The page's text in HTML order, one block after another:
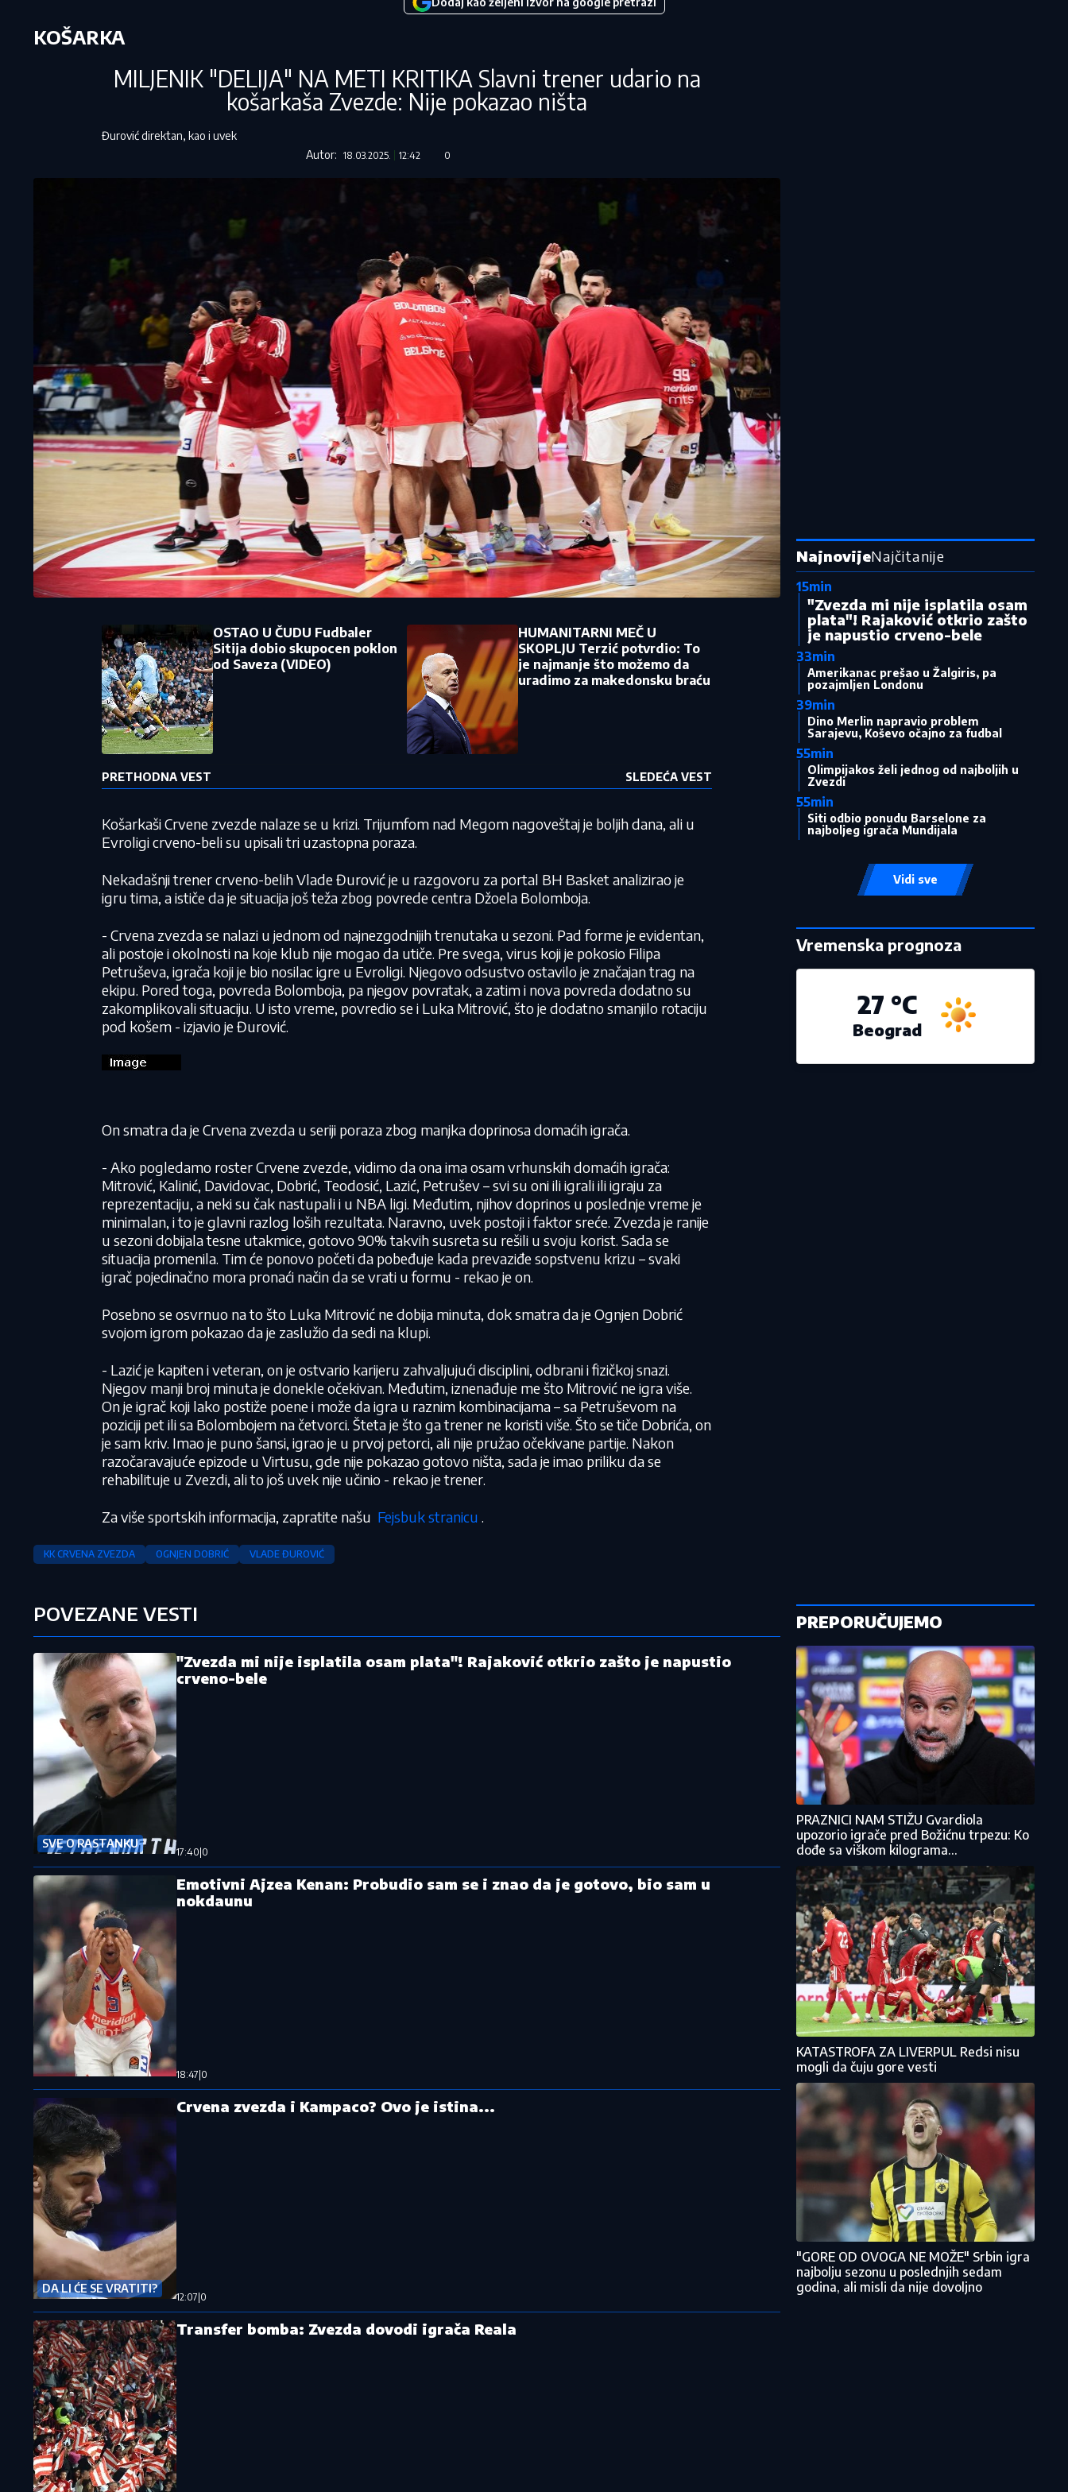
KOŠARKA
MILJENIK "DELIJA" NA METI KRITIKA Slavni trener udario na
košarkaša Zvezde: Nije pokazao ništa
Đurović direktan, kao i uvek
Autor: 18.03.2025. 12:42 0
OSTAO U ČUDU Fudbaler
Sitija dobio skupocen poklon
od Saveza (VIDEO)
PRETHODNA VEST
HUMANITARNI MEČ U
SKOPLJU Terzić potvrdio: To
je najmanje što možemo da
uradimo za makedonsku braću
SLEDEĆA VEST
Košarkaši Crvene zvezde nalaze se u krizi. Trijumfom nad Megom nagoveštaj je boljih dana, ali u
Evroligi crveno-beli su upisali tri uzastopna poraza.
Nekadašnji trener crveno-belih Vlade Đurović je u razgovoru za portal BH Basket analizirao je
igru tima, a ističe da je situacija još teža zbog povrede centra Džoela Bolomboja.
- Crvena zvezda se nalazi u jednom od najnezgodnijih trenutaka u sezoni. Pad forme je evidentan,
ali postoje i okolnosti na koje klub nije mogao da utiče. Pre svega, virus koji je pokosio Filipa
Petruševa, igrača koji je bio nosilac igre u Evroligi. Njegovo odsustvo ostavilo je značajan trag na
ekipu. Pored toga, povreda Bolomboja, pa njegov povratak, a zatim i nova povreda dodatno su
zakomplikovali situaciju. U isto vreme, povredio se i Luka Mitrović, što je dodatno smanjilo rotaciju
pod košem - izjavio je Đurović.
On smatra da je Crvena zvezda u seriji poraza zbog manjka doprinosa domaćih igrača.
- Ako pogledamo roster Crvene zvezde, vidimo da ona ima osam vrhunskih domaćih igrača:
Mitrović, Kalinić, Davidovac, Dobrić, Teodosić, Lazić, Petrušev – svi su oni ili igrali ili igraju za
reprezentaciju, a neki su čak nastupali i u NBA ligi. Međutim, njihov doprinos u poslednje vreme je
minimalan, i to je glavni razlog loših rezultata. Naravno, uvek postoji i faktor sreće. Zvezda je ranije
u sezoni dobijala tesne utakmice, gotovo 90% takvih susreta su rešili u svoju korist. Sada se
situacija promenila. Tim će ponovo početi da pobeđuje kada prevaziđe sopstvenu krizu – svaki
igrač pojedinačno mora pronaći način da se vrati u formu - rekao je on.
Posebno se osvrnuo na to što Luka Mitrović ne dobija minuta, dok smatra da je Ognjen Dobrić
svojom igrom pokazao da je zaslužio da sedi na klupi.
- Lazić je kapiten i veteran, on je ostvario karijeru zahvaljujući disciplini, odbrani i fizičkoj snazi.
Njegov manji broj minuta je donekle očekivan. Međutim, iznenađuje me što Mitrović ne igra više.
On je igrač koji lako postiže poene i može da igra u raznim kombinacijama – sa Petruševom na
poziciji pet ili sa Bolombojem na četvorci. Šteta je što ga trener ne koristi više. Što se tiče Dobrića, on
je sam kriv. Imao je puno šansi, igrao je u prvoj petorci, ali nije pružao očekivane partije. Nakon
razočaravajuće epizode u Virtusu, gde nije pokazao gotovo ništa, sada je imao priliku da se
rehabilituje u Zvezdi, ali to još uvek nije učinio - rekao je trener.
Za više sportskih informacija, zapratite našu Fejsbuk stranicu .
KK CRVENA ZVEZDA OGNJEN DOBRIĆ VLADE ĐUROVIĆ
POVEZANE VESTI
SVE O RASTANKU
"Zvezda mi nije isplatila osam plata"! Rajaković otkrio zašto je napustio
crveno-bele
17:40 0
Emotivni Ajzea Kenan: Probudio sam se i znao da je gotovo, bio sam u
nokdaunu
18:47 0
DA LI ĆE SE VRATITI?
Crvena zvezda i Kampaco? Ovo je istina...
12:07 0
Transfer bomba: Zvezda dovodi igrača Reala
NajnovijeNajčitanije
15min
"Zvezda mi nije isplatila osam
plata"! Rajaković otkrio zašto
je napustio crveno-bele
33min
Amerikanac prešao u Žalgiris, pa
pozajmljen Londonu
39min
Dino Merlin napravio problem
Sarajevu, Koševo očajno za fudbal
55min
Olimpijakos želi jednog od najboljih u
Zvezdi
55min
Siti odbio ponudu Barselone za
najboljeg igrača Mundijala
Vidi sve
Vremenska prognoza
22 °C
Beograd
27 °C
PREPORUČUJEMO
PRAZNICI NAM STIŽU Gvardiola
upozorio igrače pred Božićnu trpezu: Ko
dođe sa viškom kilograma...
KATASTROFA ZA LIVERPUL Redsi nisu
mogli da čuju gore vesti
"GORE OD OVOGA NE MOŽE" Srbin igra
najbolju sezonu u poslednjih sedam
godina, ali misli da nije dovoljno